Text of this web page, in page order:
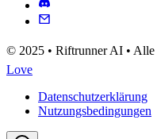
© 2025 • Riftrunner AI • Alle
Love
Datenschutzerklärung
Nutzungsbedingungen